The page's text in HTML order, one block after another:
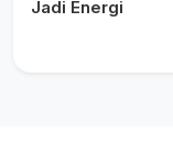
Jadi Energi